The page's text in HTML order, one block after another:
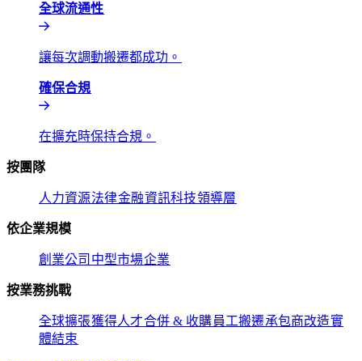
全球流通性​​
讓每次調動搬遷都成功。​​
確保合規​​
在擴充時保持合規。​​
按團隊​​
人力資源​​法律​​金融​​資訊科技​​領導層​​
依企業規模​​
創業公司​​ 中型市場​​企業​​
按業務挑戰​​
全球擴張​​獲得人才​​合併 & 收購​​員工搬遷​​承包商改造​​實
體結束​​